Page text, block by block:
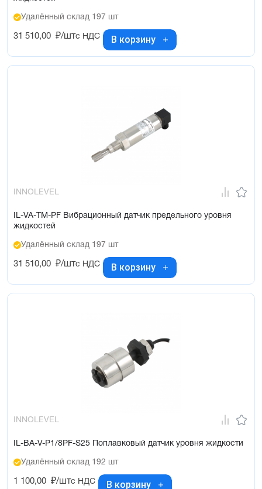
Удалённый склад 197 шт
31 510,00 ₽/штс НДС В корзину
INNOLEVEL
IL-VA-TM-PF Вибрационный датчик предельного уровня
жидкостей
Удалённый склад 197 шт
31 510,00 ₽/штс НДС В корзину
INNOLEVEL
IL-BA-V-P1/8PF-S25 Поплавковый датчик уровня жидкости
Удалённый склад 192 шт
1 100,00 ₽/штс НДС В корзину